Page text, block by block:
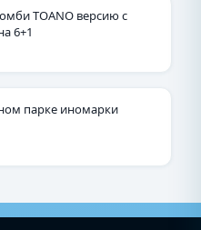
TOANO версию с
6+1
парке иномарки